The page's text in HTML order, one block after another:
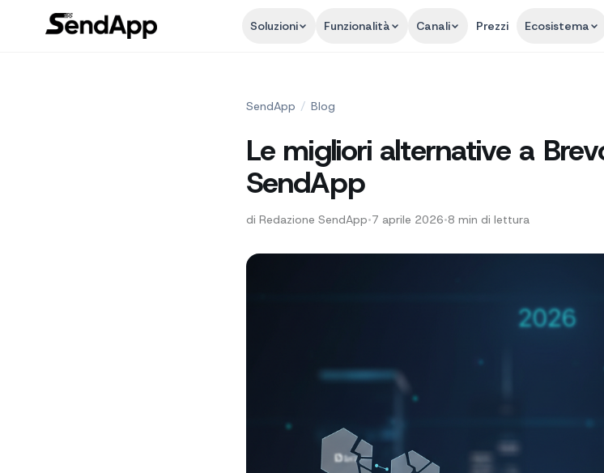
Soluzioni Funzionalità Canali Prezzi Ecosistema
SendApp / Blog
Le migliori alternative a
SendApp
di Redazione SendApp•7 aprile 2026•8 min di lettura